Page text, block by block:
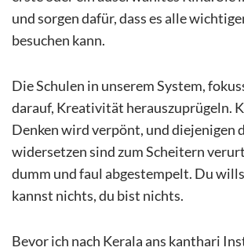
und sorgen dafür, dass es alle
besuchen kann.
Die Schulen in unserem System,
darauf, Kreativität herauszuprügeln.
Denken wird verpönt, und diejenigen
widersetzen sind zum Scheitern
dumm und faul abgestempelt. Du
kannst nichts, du bist nichts.
Bevor ich nach Kerala ans kanthari